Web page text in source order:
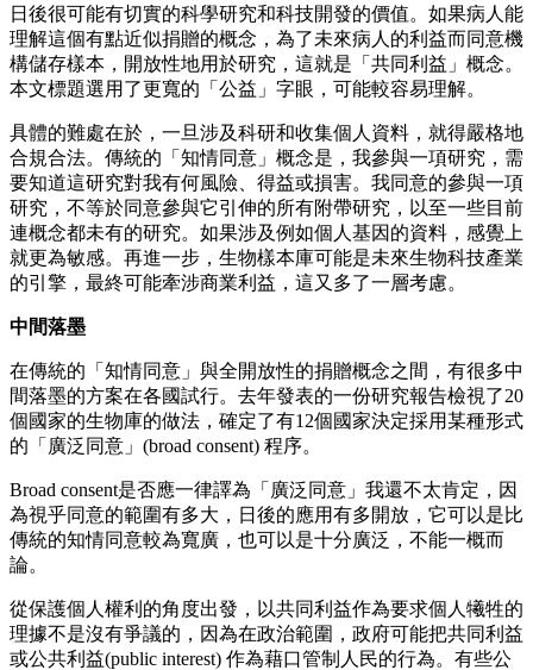
日後很可能有切實的科學研究和科技開發的價值。如果病人能
理解這個有點近似捐贈的概念，為了未來病人的利益而同意機
構儲存樣本，開放性地用於研究，這就是「共同利益」概念。
本文標題選用了更寬的「公益」字眼，可能較容易理解。
具體的難處在於，一旦涉及科研和收集個人資料，就得嚴格地
合規合法。傳統的「知情同意」概念是，我參與一項研究，需
要知道這研究對我有何風險、得益或損害。我同意的參與一項
研究，不等於同意參與它引伸的所有附帶研究，以至一些目前
連概念都未有的研究。如果涉及例如個人基因的資料，感覺上
就更為敏感。再進一步，生物樣本庫可能是未來生物科技產業
的引擎，最終可能牽涉商業利益，這又多了一層考慮。
中間落墨
在傳統的「知情同意」與全開放性的捐贈概念之間，有很多中
間落墨的方案在各國試行。去年發表的一份研究報告檢視了20
個國家的生物庫的做法，確定了有12個國家決定採用某種形式
的「廣泛同意」(broad consent) 程序。
Broad consent是否應一律譯為「廣泛同意」我還不太肯定，因
為視乎同意的範圍有多大，日後的應用有多開放，它可以是比
傳統的知情同意較為寬廣，也可以是十分廣泛，不能一概而
論。
從保護個人權利的角度出發，以共同利益作為要求個人犧牲的
理據不是沒有爭議的，因為在政治範圍，政府可能把共同利益
或公共利益(public interest) 作為藉口管制人民的行為。有些公